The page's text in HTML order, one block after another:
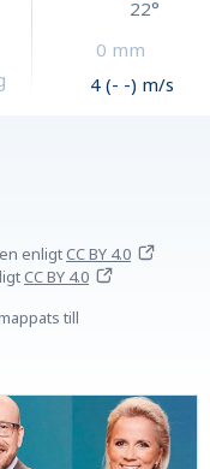
22°
0 mm
4 (- -) m/s
enligtCC BY 4.0
CC BY 4.0
till